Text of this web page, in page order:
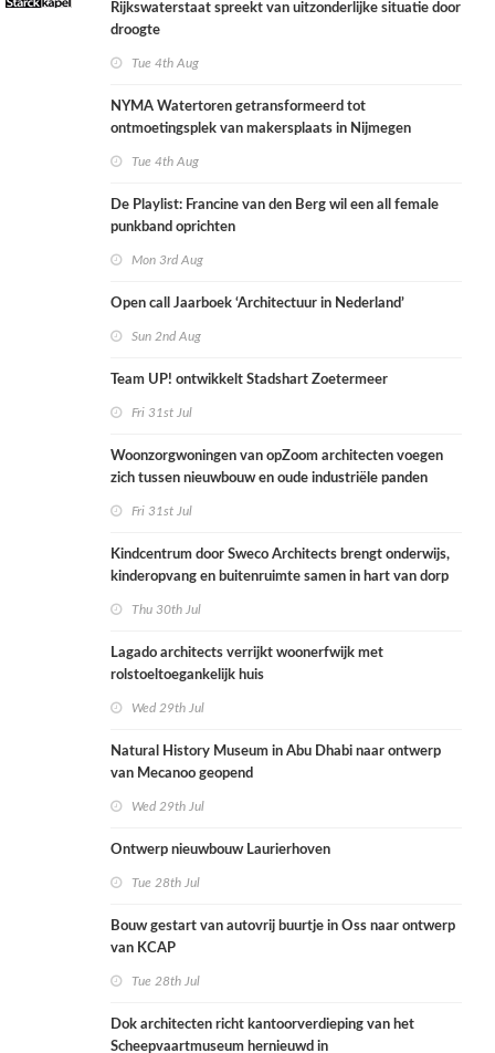
Rijkswaterstaat spreekt van uitzonderlijke situatie door
droogte
Tue 4th Aug
NYMA Watertoren getransformeerd tot
ontmoetingsplek van makersplaats in Nijmegen
Tue 4th Aug
De Playlist: Francine van den Berg wil een all female
punkband oprichten
Mon 3rd Aug
Open call Jaarboek ‘Architectuur in Nederland’
Sun 2nd Aug
Team UP! ontwikkelt Stadshart Zoetermeer
Fri 31st Jul
Woonzorgwoningen van opZoom architecten voegen
zich tussen nieuwbouw en oude industriële panden
Fri 31st Jul
Kindcentrum door Sweco Architects brengt onderwijs,
kinderopvang en buitenruimte samen in hart van dorp
Thu 30th Jul
Lagado architects verrijkt woonerfwijk met
rolstoeltoegankelijk huis
Wed 29th Jul
Natural History Museum in Abu Dhabi naar ontwerp
van Mecanoo geopend
Wed 29th Jul
Ontwerp nieuwbouw Laurierhoven
Tue 28th Jul
Bouw gestart van autovrij buurtje in Oss naar ontwerp
van KCAP
Tue 28th Jul
Dok architecten richt kantoorverdieping van het
Scheepvaartmuseum hernieuwd in